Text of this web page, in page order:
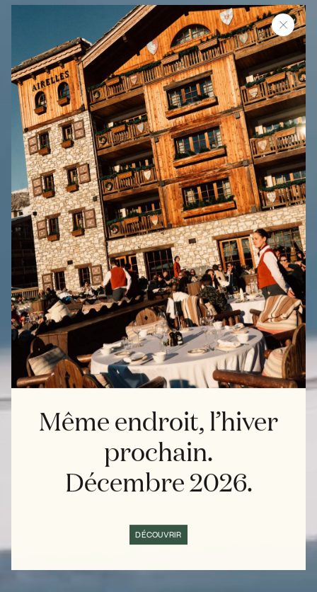
Même endroit, l’hiver
prochain.
Décembre 2026.
DÉCOUVRIR